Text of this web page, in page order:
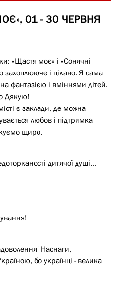
01 - 30 ЧЕРВНЯ
«Щастя моє» і «Сонячні
захоплююче і цікаво. Я сама
фантазією і вміннями дітей.
Дякую!
є заклади, де можна
любов і підтримка
щиро.
дитячої душі…
Наснаги,
бо українці - велика